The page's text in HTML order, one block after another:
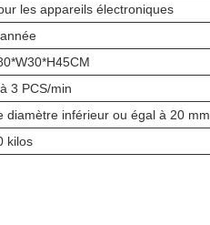
les appareils électroniques
3 PCS/min
diamètre inférieur ou égal à 20 mm
kilos